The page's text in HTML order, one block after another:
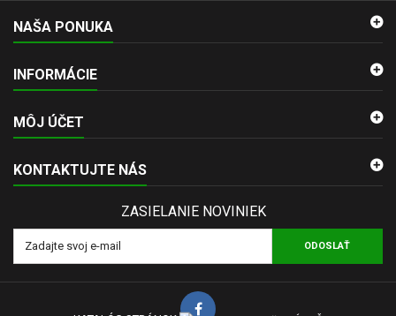
NAŠA PONUKA
INFORMÁCIE
MÔJ ÚČET
KONTAKTUJTE NÁS
ZASIELANIE NOVINIEK
ODOSLAŤ